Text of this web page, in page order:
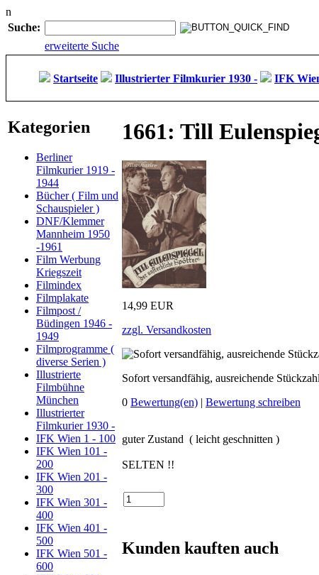
n
Suche:
erweiterte Suche
Startseite Illustrierter Filmkurier 1930 - IFK
Kategorien
Berliner
Filmkurier 1919 -
1944
Bücher ( Film und
Schauspieler )
DNF/Klemmer
Mannheim 1950
-1961
Film Werbung
Kriegszeit
Filmindex
Filmplakate
Filmpost /
Büdingen 1946 -
1949
Filmprogramme (
diverse Serien )
Illustrierte
Filmbühne
München
Illustrierter
Filmkurier 1930 -
IFK Wien 1 - 100
IFK Wien 101 -
200
IFK Wien 201 -
300
IFK Wien 301 -
400
IFK Wien 401 -
500
IFK Wien 501 -
600
1661: Till
14,99 EUR
zzgl. Versandkosten
Sofort versandfähig, ausreichende Stückzahl
0 Bewertung(en) | Bewertung schreiben
guter Zustand ( leicht geschnitten )
SELTEN !!
Kunden kauften auch